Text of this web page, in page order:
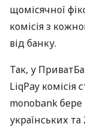
щомісячної
комісія з
від банку.
Так, у
LiqPay комісія
monobank бере
українських